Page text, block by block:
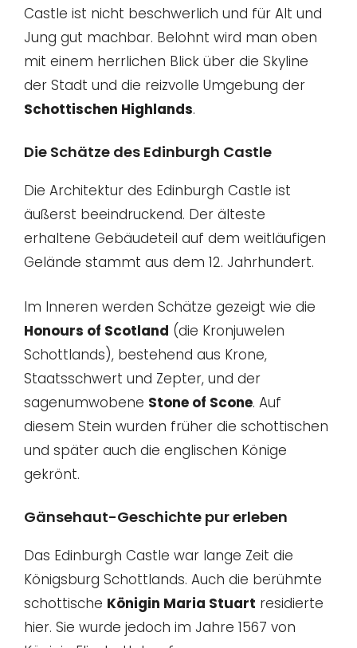
Castle ist nicht beschwerlich und für Alt und
Jung gut machbar. Belohnt wird man oben
mit einem herrlichen Blick über die Skyline
der Stadt und die reizvolle Umgebung der
Schottischen Highlands.
Die Schätze des Edinburgh Castle
Die Architektur des Edinburgh Castle ist
äußerst beeindruckend. Der älteste
erhaltene Gebäudeteil auf dem weitläufigen
Gelände stammt aus dem 12. Jahrhundert.
Im Inneren werden Schätze gezeigt wie die
Honours of Scotland (die Kronjuwelen
Schottlands), bestehend aus Krone,
Staatsschwert und Zepter, und der
sagenumwobene Stone of Scone. Auf
diesem Stein wurden früher die schottischen
und später auch die englischen Könige
gekrönt.
Gänsehaut-Geschichte pur erleben
Das Edinburgh Castle war lange Zeit die
Königsburg Schottlands. Auch die berühmte
schottische Königin Maria Stuart residierte
hier. Sie wurde jedoch im Jahre 1567 von